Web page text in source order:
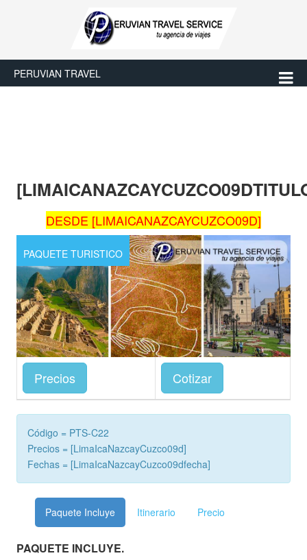
PERUVIAN TRAVEL
DESDE [LIMAICANAZCAYCUZCO09D]
PAQUETE TURISTICO
Precios Cotizar
Código = PTS-C22
Precios = [LimaIcaNazcayCuzco09d]
Fechas = [LimaIcaNazcayCuzco09dfecha]
Paquete Incluye Itinerario Precio
PAQUETE INCLUYE.